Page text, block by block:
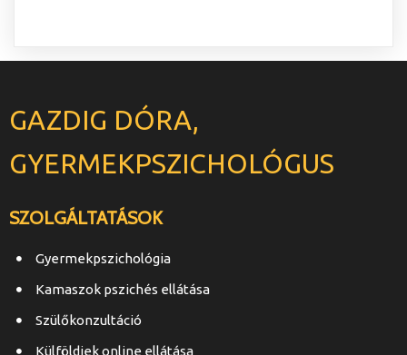
GAZDIG DÓRA,
GYERMEKPSZICHOLÓGUS
SZOLGÁLTATÁSOK
Gyermekpszichológia
Kamaszok pszichés ellátása
Szülőkonzultáció
Külföldiek online ellátása